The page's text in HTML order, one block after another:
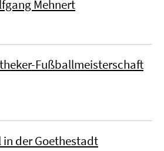
Mehnert
Fußballmeisterschaft
der Goethestadt